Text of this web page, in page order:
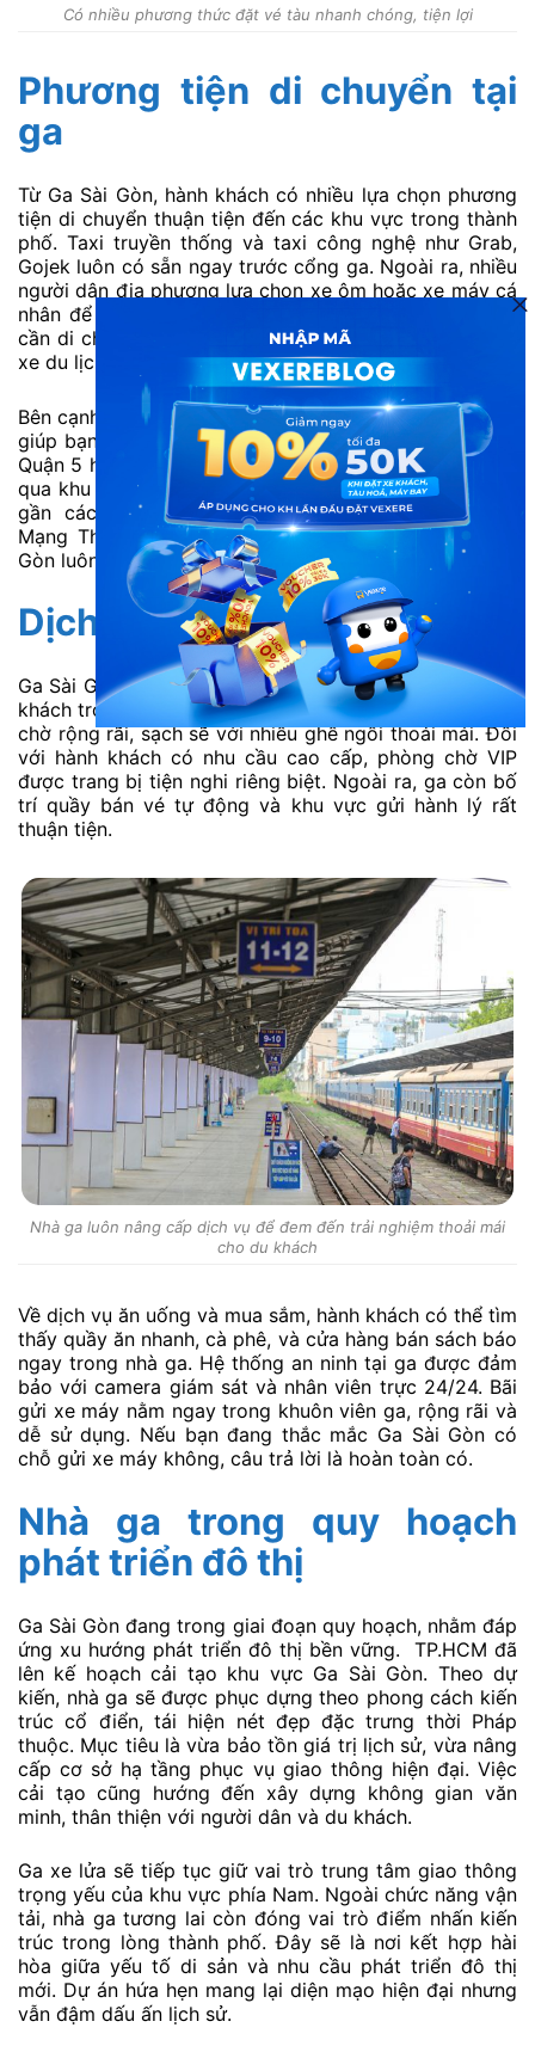
Có nhiều phương thức đặt vé tàu nhanh chóng, tiện lợi
Phương tiện di chuyển tại
ga
Từ Ga Sài Gòn, hành khách có nhiều lựa chọn phương
tiện di chuyển thuận tiện đến các khu vực trong thành
phố. Taxi truyền thống và taxi công nghệ như Grab,
Gojek luôn có sẵn ngay trước cổng ga. Ngoài ra, nhiều
người dân địa phương lựa chọn xe ôm hoặc xe máy cá
nhân để tiết kiệm thời gian và chi phí di chuyển. Nếu
cần di chuyển xa hoặc đi theo nhóm đông người, thuê
xe du lịch cũng là phương án hợp lý.
Bên cạnh đó, hệ thống xe buýt nội thành kết nối với ga
giúp bạn dễ dàng đến các quận trung tâm như Quận 1,
Quận 5 hay Quận 10. Một số tuyến xe buýt phổ biến đi
qua khu vực ga bao gồm tuyến 7, 150 và 65. Với vị trí
gần các trục đường lớn như Nguyễn Thông, Cách
Mạng Tháng Tám, việc kết nối giao thông từ Ga Sài
Gòn luôn nhanh chóng và linh hoạt.
Dịch vụ và tiện ích tại ga
Ga Sài Gòn cung cấp đầy đủ các tiện ích phục vụ hành
khách trong suốt hành trình di chuyển bằng tàu. Phòng
chờ rộng rãi, sạch sẽ với nhiều ghế ngồi thoải mái. Đối
với hành khách có nhu cầu cao cấp, phòng chờ VIP
được trang bị tiện nghi riêng biệt. Ngoài ra, ga còn bố
trí quầy bán vé tự động và khu vực gửi hành lý rất
thuận tiện.
Nhà ga luôn nâng cấp dịch vụ để đem đến trải nghiệm thoải mái
cho du khách
Về dịch vụ ăn uống và mua sắm, hành khách có thể tìm
thấy quầy ăn nhanh, cà phê, và cửa hàng bán sách báo
ngay trong nhà ga. Hệ thống an ninh tại ga được đảm
bảo với camera giám sát và nhân viên trực 24/24. Bãi
gửi xe máy nằm ngay trong khuôn viên ga, rộng rãi và
dễ sử dụng. Nếu bạn đang thắc mắc Ga Sài Gòn có
chỗ gửi xe máy không, câu trả lời là hoàn toàn có.
Nhà ga trong quy hoạch
phát triển đô thị
Ga Sài Gòn đang trong giai đoạn quy hoạch, nhằm đáp
ứng xu hướng phát triển đô thị bền vững. TP.HCM đã
lên kế hoạch cải tạo khu vực Ga Sài Gòn. Theo dự
kiến, nhà ga sẽ được phục dựng theo phong cách kiến
trúc cổ điển, tái hiện nét đẹp đặc trưng thời Pháp
thuộc. Mục tiêu là vừa bảo tồn giá trị lịch sử, vừa nâng
cấp cơ sở hạ tầng phục vụ giao thông hiện đại. Việc
cải tạo cũng hướng đến xây dựng không gian văn
minh, thân thiện với người dân và du khách.
Ga xe lửa sẽ tiếp tục giữ vai trò trung tâm giao thông
trọng yếu của khu vực phía Nam. Ngoài chức năng vận
tải, nhà ga tương lai còn đóng vai trò điểm nhấn kiến
trúc trong lòng thành phố. Đây sẽ là nơi kết hợp hài
hòa giữa yếu tố di sản và nhu cầu phát triển đô thị
mới. Dự án hứa hẹn mang lại diện mạo hiện đại nhưng
vẫn đậm dấu ấn lịch sử.